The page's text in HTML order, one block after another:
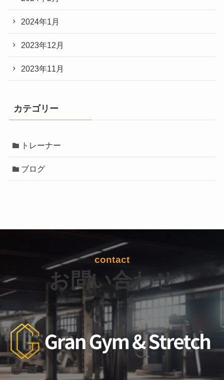
2024年1月
2023年12月
2023年11月
カテゴリー
トレーナー
ブログ
contact
お問い合わせ
Instagram
YouTube